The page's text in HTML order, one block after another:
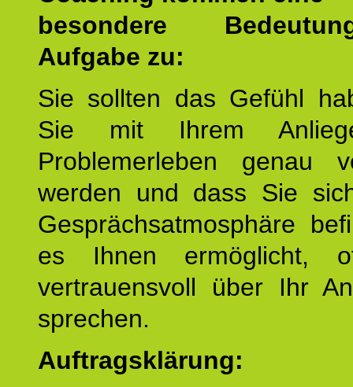
besondere
Aufgabe zu:
Sie sollten das Gefühl
Sie mit Ihrem
Problemerleben genau
werden und dass Sie
Gesprächsatmosphäre
es Ihnen ermöglicht,
vertrauensvoll über Ihr
sprechen.
Auftragsklärung: